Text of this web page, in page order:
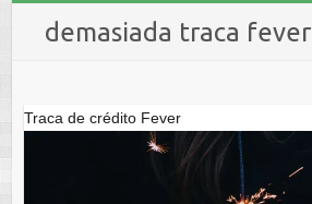
demasiada traca fever
Traca de crédito Fever